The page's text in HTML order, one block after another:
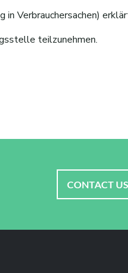
Verbrauchersachen)
teilzunehmen.
CONTACT